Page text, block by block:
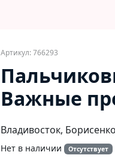
Артикул: 766293
Важные
Владивосток,
Нет в наличии Отсутствует